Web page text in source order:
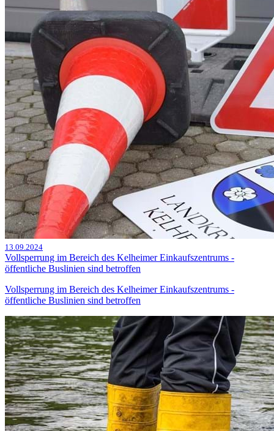
13.09.2024
Vollsperrung im Bereich des Kelheimer Einkaufszentrums -
öffentliche Buslinien sind betroffen
Vollsperrung im Bereich des Kelheimer Einkaufszentrums -
öffentliche Buslinien sind betroffen